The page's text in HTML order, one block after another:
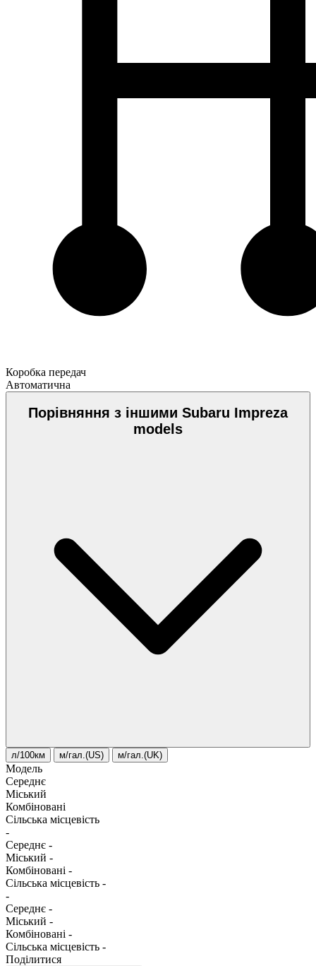
Коробка передач
Автоматична
Порівняння з іншими Subaru Impreza
models
л/100км м/гал.(US) м/гал.(UK)
Модель
Середнє
Міський
Комбіновані
Сільська місцевість
-
Середнє -
Міський -
Комбіновані -
Сільська місцевість -
-
Середнє -
Міський -
Комбіновані -
Сільська місцевість -
Поділитися